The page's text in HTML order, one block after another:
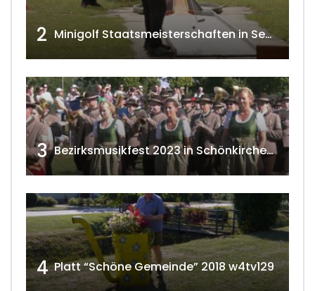
2 Minigolf Staatsmeisterschaften in Seefeld-Kadolz w4tv174
3 Bezirksmusikfest 2023 in Schönkirchen-Reyersdorf
4 Platt “Schöne Gemeinde” 2018 w4tv129